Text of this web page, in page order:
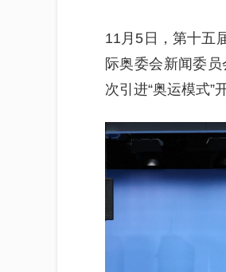
11月5日，第十五
际奥委会新闻委
次引进“奥运模式”